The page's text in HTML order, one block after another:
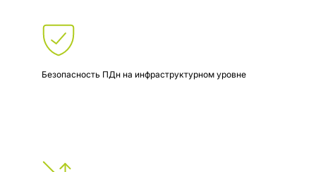
Безопасность ПДн на инфраструктурном уровне